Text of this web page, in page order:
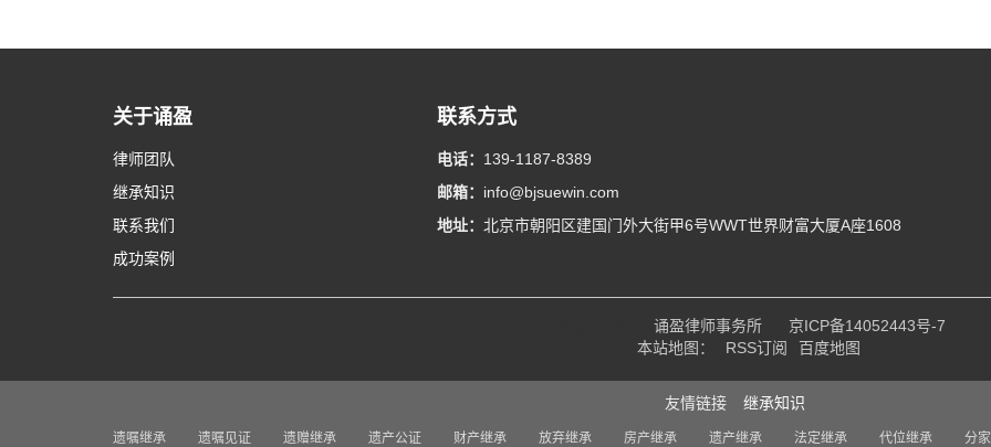
关于诵盈
律师团队
继承知识
联系我们
成功案例
联系方式
电话： 139-1187-8389
邮箱： info@bjsuewin.com
地址： 北京市朝阳区建国门外大街甲6号WWT世界财富大厦A座1608
诵盈律师事务所
京ICP备14052443号-7
本站地图：
RSS订阅 百度地图
友情链接 继承知识
遗嘱继承 遗嘱见证 遗赠继承 遗产公证 财产继承 放弃继承 房产继承 遗产继承 法定继承 代位继承 分